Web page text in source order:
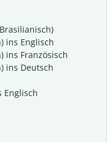
ins Englisch
ins Französisch
ins Deutsch
Englisch